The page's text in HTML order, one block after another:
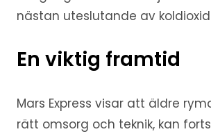
nästan uteslutande av
En viktig framtid
Mars Express visar att äldre
rätt omsorg och teknik, kan